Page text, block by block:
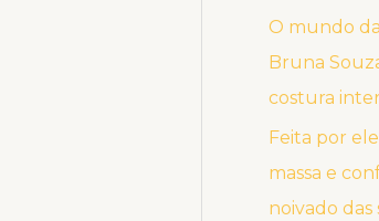
O mundo
Bruna
costura
Feita por
massa e
noivado das